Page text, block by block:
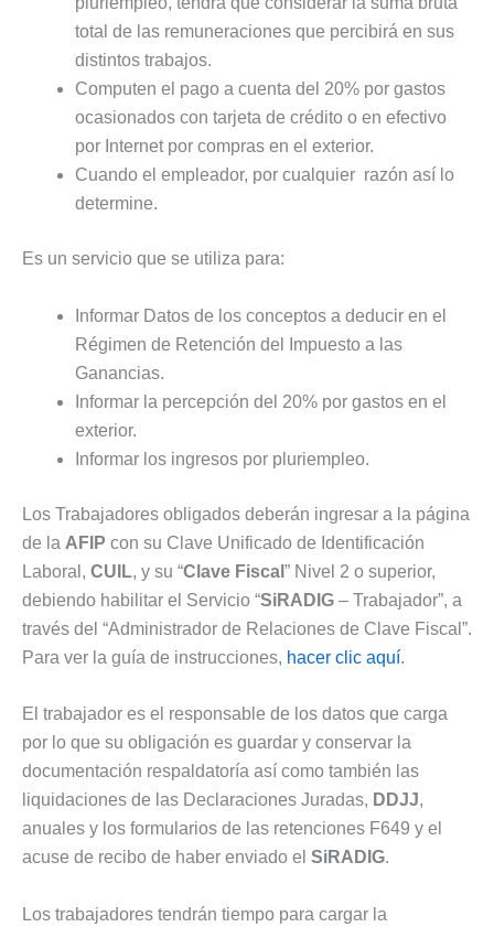
total de las remuneraciones que percibirá en sus
distintos trabajos.
Computen el pago a cuenta del 20% por gastos
ocasionados con tarjeta de crédito o en efectivo
por Internet por compras en el exterior.
Cuando el empleador, por cualquier razón así lo
determine.
Es un servicio que se utiliza para:
Informar Datos de los conceptos a deducir en el
Régimen de Retención del Impuesto a las
Ganancias.
Informar la percepción del 20% por gastos en el
exterior.
Informar los ingresos por pluriempleo.
Los Trabajadores obligados deberán ingresar a la página
de la AFIP con su Clave Unificado de Identificación
Laboral, CUIL, y su “Clave Fiscal ” Nivel 2 o superior,
debiendo habilitar el Servicio “SiRADIG – Trabajador”, a
través del “Administrador de Relaciones de Clave Fiscal”.
Para ver la guía de instrucciones, hacer clic aquí.
El trabajador es el responsable de los datos que carga
por lo que su obligación es guardar y conservar la
documentación respaldatoría así como también las
liquidaciones de las Declaraciones Juradas, DDJJ,
anuales y los formularios de las retenciones F649 y el
acuse de recibo de haber enviado el SiRADIG.
Los trabajadores tendrán tiempo para cargar la